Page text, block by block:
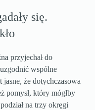
się.
przyjechał do
wspólne
jasne, że dotychczasowa
pomysł, który mógłby
na trzy okręgi